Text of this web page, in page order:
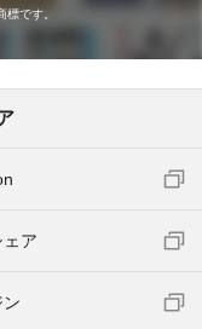
です。
ア